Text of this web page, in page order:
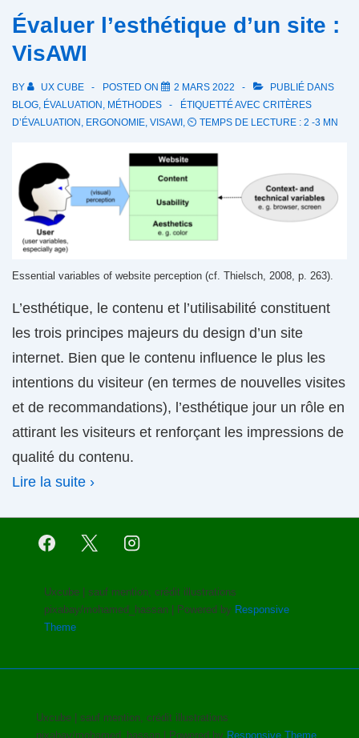
Évaluer l’esthétique d’un site :
VisAWI
BY UX CUBE POSTED ON 2 MARS 2022
PUBLIÉ DANS
BLOG, ÉVALUATION , MÉTHODES ÉTIQUETTÉ AVEC CRITÈRES
D’ÉVALUATION , ERGONOMIE, VISAWI , ⏲ TEMPS DE LECTURE : 2 -3 MN
Essential variables of website perception (cf. Thielsch, 2008, p. 263).
L’esthétique, le contenu et l’utilisabilité constituent
les trois principes majeurs du design d’un site
internet. Bien que le contenu influence le plus les
intentions du visiteur (en termes de nouvelles visites
et de recommandations), l’esthétique jour un rôle en
attirant les visiteurs et renforçant les impressions de
qualité du contenu.
Lire la suite ›
Uxcube | sauf mention, crédit illustrations
pixabay/mohamed_hassan
| Powered by Responsive
Theme
Uxcube | sauf mention, crédit illustrations
pixabay/mohamed_hassan
| Powered by Responsive Theme